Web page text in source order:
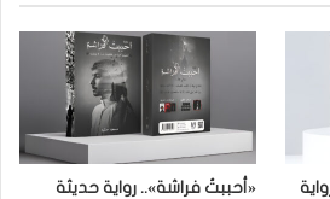
«أحببتُ فراشة».. رواية حديثة